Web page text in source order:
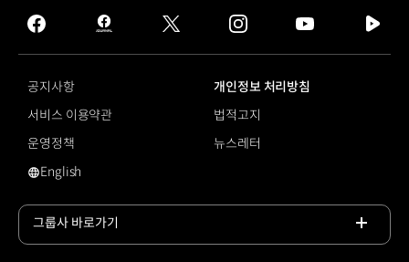
GROUP
facebook
hmg
journal
twitter instagram
tv
공지사항
개인정보 처리방침
서비스 이용약관
법적고지
운영정책
뉴스레터
영문 사이트로 이동
English
그룹사 바로가기